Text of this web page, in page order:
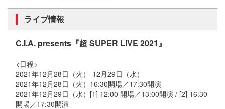
ライブ情報
C.I.A. presents『超 SUPER LIVE 2021』
<⽇程>
2021年12⽉28⽇（⽕）-12⽉29⽇（⽔）
2021年12⽉28⽇（⽕）16:30開場／17:30開演
2021年12⽉29⽇（⽔）[1] 12:00 開場／13:00開演 / [2] 16:30
開場／17:30開演